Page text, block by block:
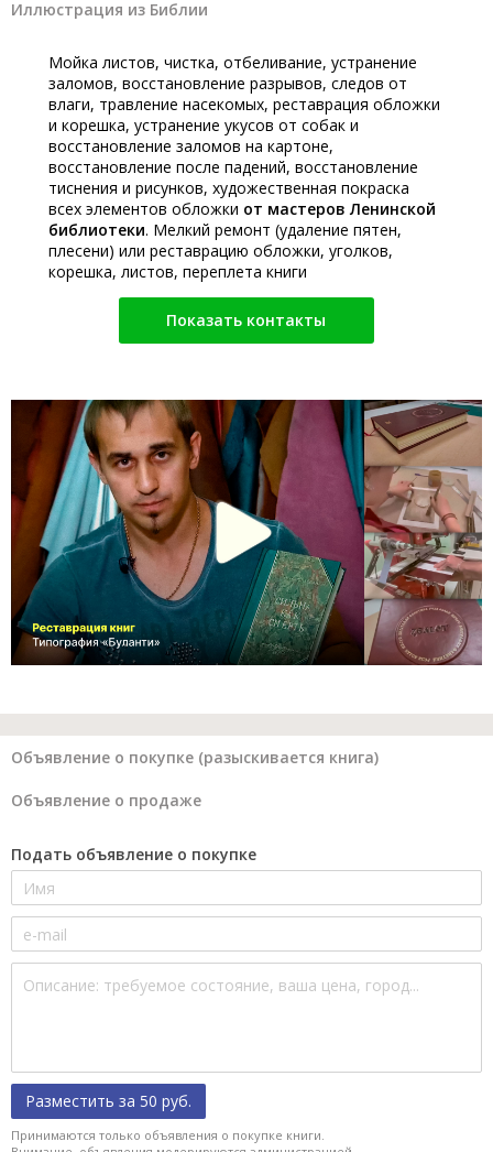
Иллюстрация из Библии
Мойка листов, чистка, отбеливание, устранение
заломов, восстановление разрывов, следов от
влаги, травление насекомых, реставрация обложки
и корешка, устранение укусов от собак и
восстановление заломов на картоне,
восстановление после падений, восстановление
тиснения и рисунков, художественная покраска
всех элементов обложки от мастеров Ленинской
библиотеки. Мелкий ремонт (удаление пятен,
плесени) или реставрацию обложки, уголков,
корешка, листов, переплета книги
Показать контакты
Объявление о покупке (разыскивается книга)
Объявление о продаже
Подать объявление о покупке
Разместить за 50 руб.
Принимаются только объявления о покупке книги.